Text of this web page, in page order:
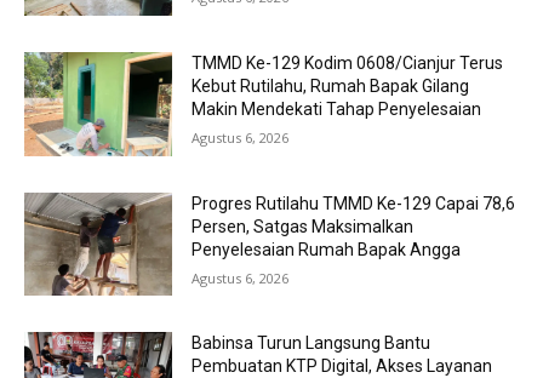
TMMD Ke-129 Kodim 0608/Cianjur Terus
Kebut Rutilahu, Rumah Bapak Gilang
Makin Mendekati Tahap Penyelesaian
Agustus 6, 2026
Progres Rutilahu TMMD Ke-129 Capai 78,6
Persen, Satgas Maksimalkan
Penyelesaian Rumah Bapak Angga
Agustus 6, 2026
Babinsa Turun Langsung Bantu
Pembuatan KTP Digital, Akses Layanan